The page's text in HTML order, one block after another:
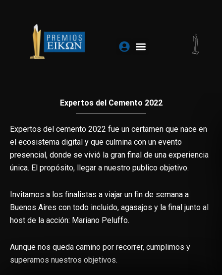
contenido
Expertos del Cemento 2022
Expertos del cemento 2022 fue un certamen que nace en
el ecosistema digital y que culmina con un evento
presencial, donde se vivió la gran final de una experiencia
única. El propósito, llegar a nuestro publico objetivo.
Invitamos a los finalistas a viajar un fin de semana a
Buenos Aires con todo incluido, agasajos y la final junto al
host de la acción: Mariano Peluffo.
Aunque nos queda camino por recorrer, cumplimos y
superamos nuestros objetivos.